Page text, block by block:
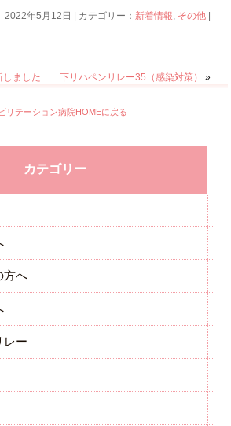
2022年5月12日 | カテゴリー： 新着情報 その他 |
しました 下リハペンリレー35（感染対策） »
リテーション病院HOMEに戻る
カテゴリー
方へ
レー